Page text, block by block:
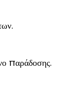
παράδοσης.